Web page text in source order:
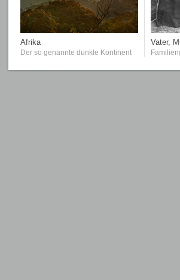
Afrika
Der so genannte dunkle Kontinent
Vater,